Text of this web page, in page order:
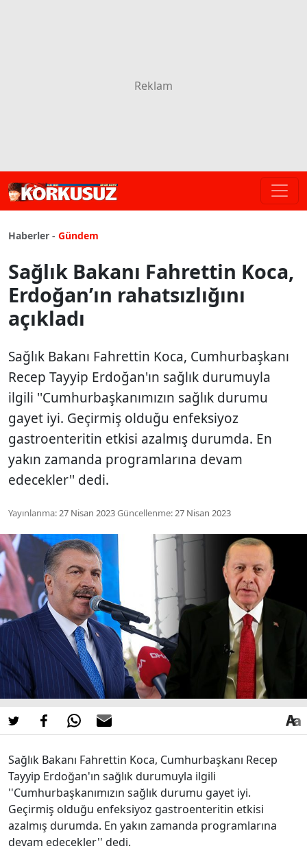
Haberler - Gündem
Sağlık Bakanı Fahrettin Koca,
Erdoğan’ın rahatsızlığını
açıkladı
Sağlık Bakanı Fahrettin Koca, Cumhurbaşkanı
Recep Tayyip Erdoğan'ın sağlık durumuyla
ilgili ''Cumhurbaşkanımızın sağlık durumu
gayet iyi. Geçirmiş olduğu enfeksiyoz
gastroenteritin etkisi azalmış durumda. En
yakın zamanda programlarına devam
edecekler'' dedi.
Yayınlanma:27 Nisan 2023Güncellenme:27 Nisan 2023
Sağlık Bakanı Fahrettin Koca, Cumhurbaşkanı Recep
Tayyip Erdoğan'ın sağlık durumuyla ilgili
''Cumhurbaşkanımızın sağlık durumu gayet iyi.
Geçirmiş olduğu enfeksiyoz gastroenteritin etkisi
azalmış durumda. En yakın zamanda programlarına
devam edecekler'' dedi.